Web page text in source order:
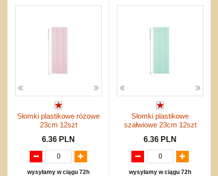
Słomki plastikowe różowe
23cm 12szt
6.36 PLN
wysyłamy w ciągu 72h
Słomki plastikowe
szałwiowe 23cm 12szt
6.36 PLN
wysyłamy w ciągu 72h